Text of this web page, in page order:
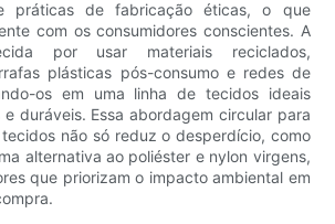
práticas de fabricação éticas, o que
com os consumidores conscientes. A
por usar materiais reciclados,
plásticas pós-consumo e redes de
os em uma linha de tecidos ideais
duráveis. Essa abordagem circular para
não só reduz o desperdício, como
alternativa ao poliéster e nylon virgens,
que priorizam o impacto ambiental em